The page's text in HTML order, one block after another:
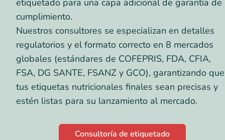
etiquetado para una capa adicional de garantía de
cumplimiento.
Nuestros consultores se especializan en detalles
regulatorios y el formato correcto en 8 mercados
globales (estándares de COFEPRIS, FDA, CFIA,
FSA, DG SANTE, FSANZ y GCO), garantizando que
tus etiquetas nutricionales finales sean precisas y
estén listas para su lanzamiento al mercado.
Consultoría de etiquetado